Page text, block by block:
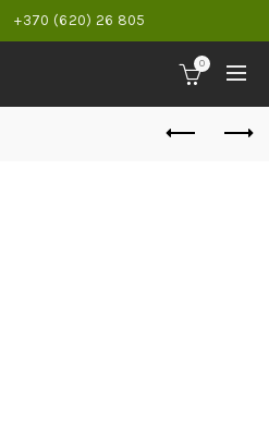
+370 (620) 26 805
0